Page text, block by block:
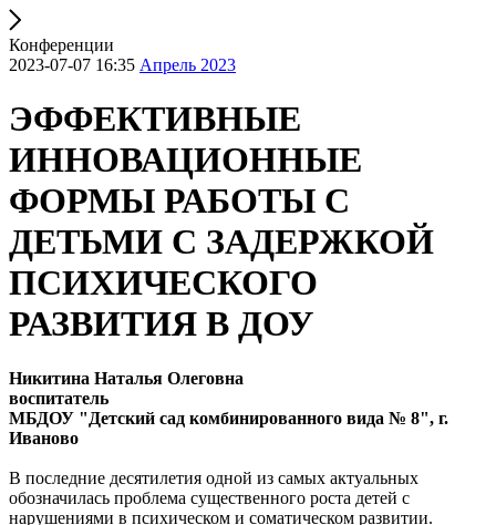
Конференции
2023-07-07 16:35 Апрель 2023
ЭФФЕКТИВНЫЕ
ИННОВАЦИОННЫЕ
ФОРМЫ РАБОТЫ С
ДЕТЬМИ С ЗАДЕРЖКОЙ
ПСИХИЧЕСКОГО
РАЗВИТИЯ В ДОУ
Никитина Наталья Олеговна
воспитатель
МБДОУ "Детский сад комбинированного вида № 8", г.
Иваново
В последние десятилетия одной из самых актуальных
обозначилась проблема существенного роста детей с
нарушениями в психическом и соматическом развитии.